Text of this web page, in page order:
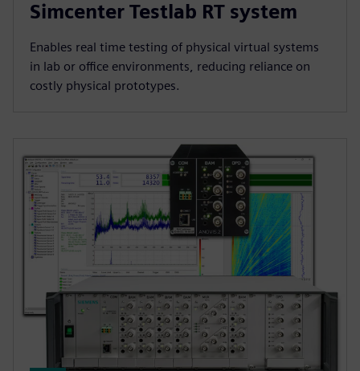
Simcenter Testlab RT system
Enables real time testing of physical virtual systems
in lab or office environments, reducing reliance on
costly physical prototypes.